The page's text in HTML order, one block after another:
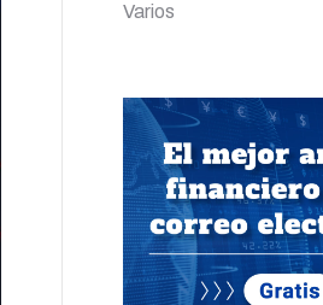
Varios